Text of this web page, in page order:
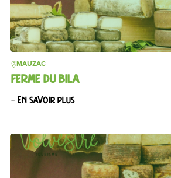
MAUZAC
FERME DU BILA
– En savoir plus